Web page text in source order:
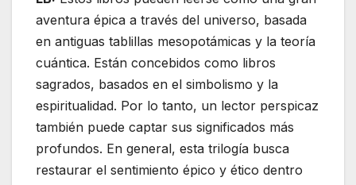
aventura épica a través del universo, basada
en antiguas tablillas mesopotámicas y la teoría
cuántica. Están concebidos como libros
sagrados, basados ​​en el simbolismo y la
espiritualidad. Por lo tanto, un lector perspicaz
también puede captar sus significados más
profundos. En general, esta trilogía busca
restaurar el sentimiento épico y ético dentro